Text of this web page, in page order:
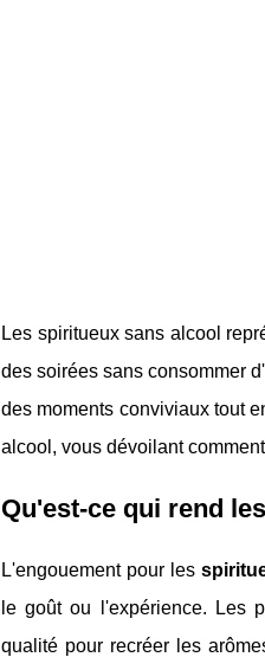
Les spiritueux sans alcool
des soirées sans consommer
des moments conviviaux tout
alcool, vous dévoilant
Qu'est-ce qui rend
L'engouement pour les
le goût ou l'expérience. Les
qualité pour recréer les